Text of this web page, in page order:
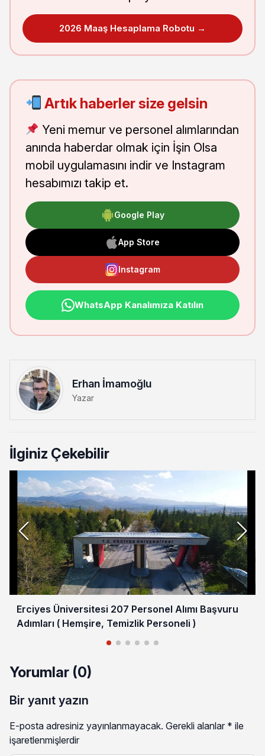
2026 Maaş Hesaplama Robotu →
Artık haberler size gelsin
Yeni memur ve personel alımlarından
anında haberdar olmak için İşin Olsa
mobil uygulamasını indir ve Instagram
hesabımızı takip et.
Google Play
App Store
Instagram
WhatsApp Kanalımıza Katılın
Erhan İmamoğlu
Yazar
İlginiz Çekebilir
Erciyes Üniversitesi 207 Personel Alımı Başvuru
Adımları ( Hemşire, Temizlik Personeli )
Yorumlar (0)
Bir yanıt yazın
E-posta adresiniz yayınlanmayacak. Gerekli alanlar * ile
işaretlenmişlerdir